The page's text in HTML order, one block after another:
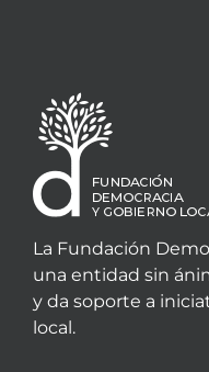
La Fundación
una entidad sin
y da soporte a
local.